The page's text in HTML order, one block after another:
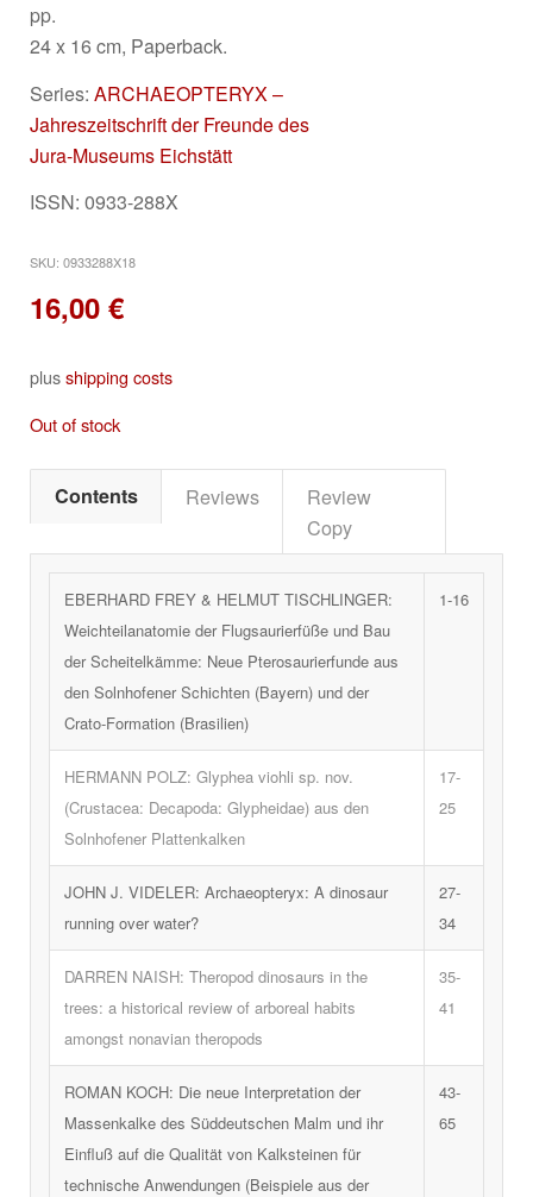
pp.
24 x 16 cm, Paperback.
Series: ARCHAEOPTERYX –
Jahreszeitschrift der Freunde des
Jura-Museums Eichstätt
ISSN: 0933-288X
SKU: 0933288X18
16,00 €
plusshipping costs
Out of stock
Contents Reviews
Review
Copy
EBERHARD FREY & HELMUT TISCHLINGER:
Weichteilanatomie der Flugsaurierfüße und Bau
der Scheitelkämme: Neue Pterosaurierfunde aus
den Solnhofener Schichten (Bayern) und der
Crato-Formation (Brasilien)
1-16
HERMANN POLZ: Glyphea viohli sp. nov.
(Crustacea: Decapoda: Glypheidae) aus den
Solnhofener Plattenkalken
17-
25
JOHN J. VIDELER: Archaeopteryx: A dinosaur
running over water?
27-
34
DARREN NAISH: Theropod dinosaurs in the
trees: a historical review of arboreal habits
amongst nonavian theropods
35-
41
ROMAN KOCH: Die neue Interpretation der
Massenkalke des Süddeutschen Malm und ihr
Einfluß auf die Qualität von Kalksteinen für
technische Anwendungen (Beispiele aus der
43-
65